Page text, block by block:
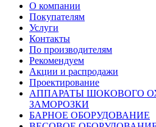
О компании
Покупателям
Услуги
Контакты
По производителям
Рекомендуем
Акции и распродажи
Проектирование
АППАРАТЫ ШОКОВОГО
ЗАМОРОЗКИ
БАРНОЕ ОБОРУДОВАНИЕ